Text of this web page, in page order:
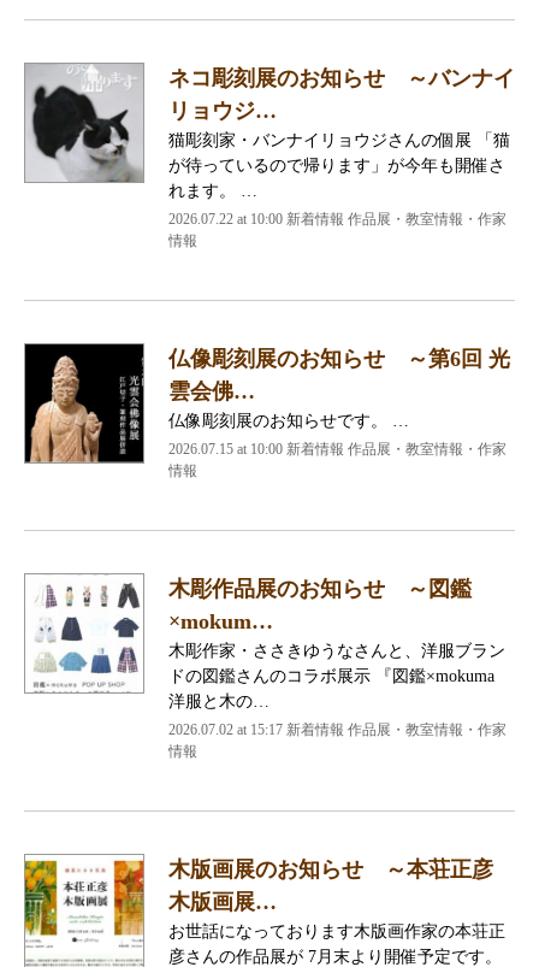
ネコ彫刻展のお知らせ ～バンナイ
リョウジ…
猫彫刻家・バンナイリョウジさんの個展 「猫
が待っているので帰ります」が今年も開催さ
れます。 …
2026.07.22 at 10:00 新着情報 作品展・教室情報・作家
情報
仏像彫刻展のお知らせ ～第6回 光
雲会佛…
仏像彫刻展のお知らせです。 …
2026.07.15 at 10:00 新着情報 作品展・教室情報・作家
情報
木彫作品展のお知らせ ～図鑑
×mokum…
木彫作家・ささきゆうなさんと、洋服ブラン
ドの図鑑さんのコラボ展示 『図鑑×mokuma
洋服と木の…
2026.07.02 at 15:17 新着情報 作品展・教室情報・作家
情報
木版画展のお知らせ ～本荘正彦
木版画展…
お世話になっております木版画作家の本荘正
彦さんの作品展が 7月末より開催予定です。